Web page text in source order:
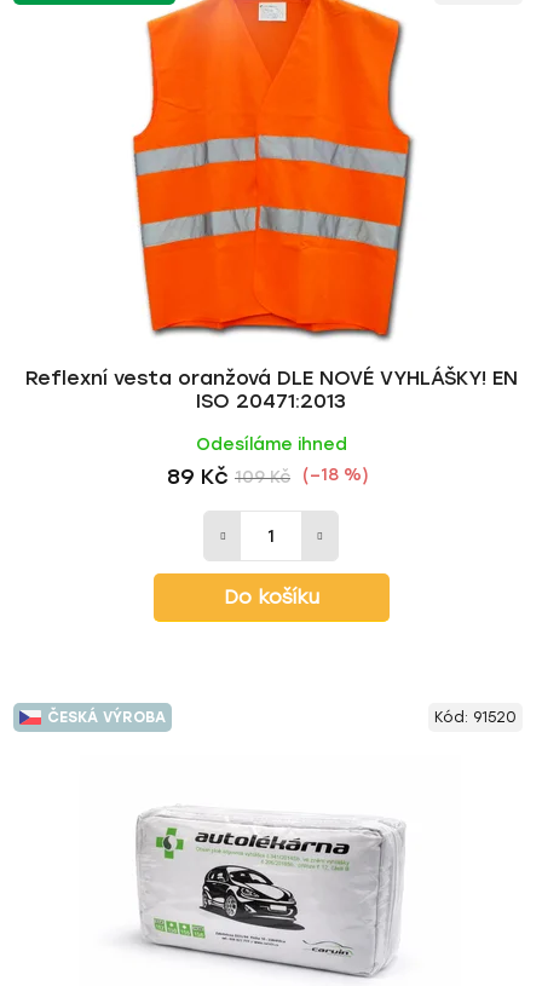
Reflexní vesta oranžová DLE NOVÉ VYHLÁŠKY! EN
ISO 20471:2013
Odesíláme ihned
89 Kč 109 Kč (–18 %)
Do košíku
ČESKÁ VÝROBA Kód: 91520